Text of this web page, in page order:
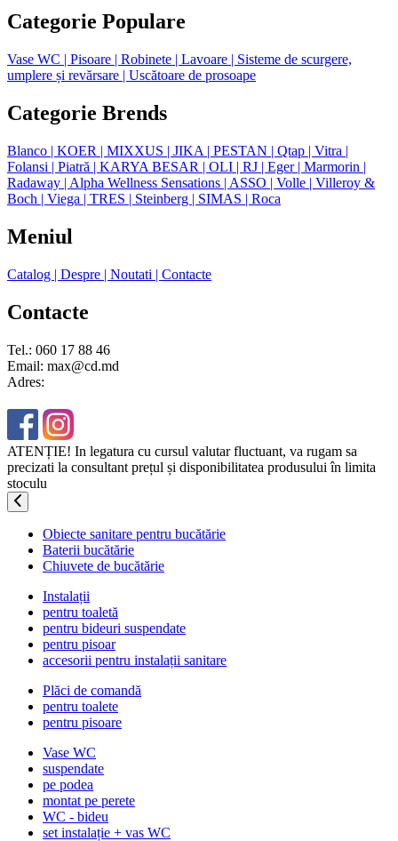
Categorie Populare
Vase WC | Pisoare | Robinete | Lavoare | Sisteme de scurgere,
umplere și revărsare | Uscătoare de prosoape
Categorie Brends
Blanco | KOER | MIXXUS | JIKA | PESTAN | Qtap | Vitra |
Folansi | Piatră | KARYA BESAR | OLI | RJ | Eger | Marmorin |
Radaway | Alpha Wellness Sensations | ASSO | Volle | Villeroy &
Boch | Viega | TRES | Steinberg | SIMAS | Roca
Meniul
Catalog | Despre | Noutati | Contacte
Contacte
Tel.: 060 17 88 46
Email: max@cd.md
Adres:
ATENȚIE! In legatura cu cursul valutar fluctuant, va rugam sa
precizati la consultant prețul și disponibilitatea produsului în limita
stoculu
Obiecte sanitare pentru bucătărie
Baterii bucătărie
Chiuvete de bucătărie
Instalații
pentru toaletă
pentru bideuri suspendate
pentru pisoar
accesorii pentru instalații sanitare
Plăci de comandă
pentru toalete
pentru pisoare
Vase WC
suspendate
pe podea
montat pe perete
WC - bideu
set instalație + vas WC